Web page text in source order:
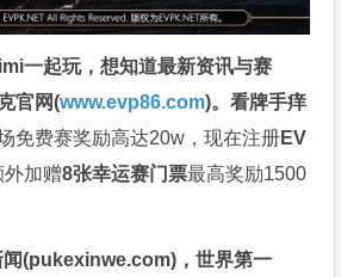
一起玩，想知道最新资讯与赛
官网(www.evp86.com)。看牌手痒
免费赛奖励高达20w，现在注册EV
外加赠8张幸运赛门票最高奖励1500
(pukexinwe.com)，世界第一